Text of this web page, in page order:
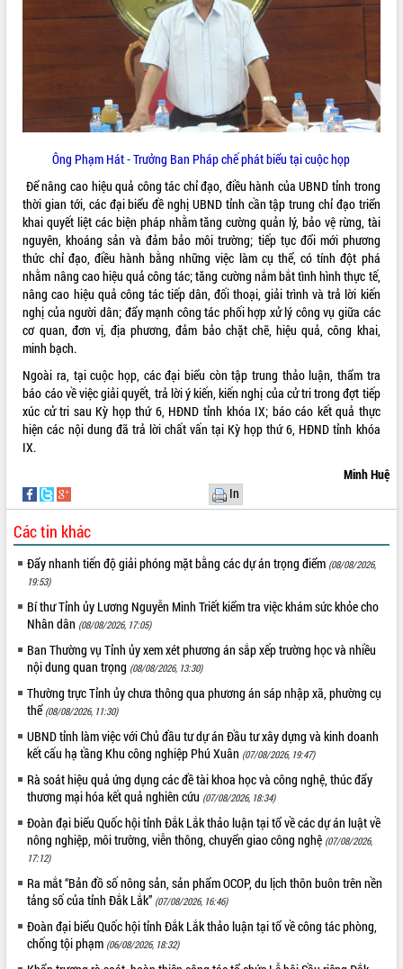
Bàn giải pháp tháo gỡ khó khăn trong
xuất khẩu sầu riêng và triển khai quy
Thứ trưởng Bộ Nông nghiệp và Môi
trường Nguyễn Hoàng Hiệp khảo sát
vùng trồng và doanh nghiệp đóng gói
sầu riêng tại Đắk Lắk
Trình diễn nghệ thuật chế biến các
món ăn từ sầu riêng
Đắk Lắk công bố Quy hoạch và xúc
tiến đầu tư tỉnh
Ngành cá ngừ Đắk Lắk chủ động thích
ứng để giữ vững thị trường xuất khẩu
Diễn đàn Kinh tế tư nhân Việt Nam đột
phá cơ chế - Hợp tác công tư
Đề án 06 tạo bước ngoặt đột phá trong
cải cách hành chính tỉnh Đắk Lắk
Kết nối tour, đẩy mạnh chuyển đổi số
để phát triển du lịch Đắk Lắk
Khởi động Dự án Đầu tư xây dựng hạ
tầng kỹ thuật Cụm công nghiệp Tân
Tiến
Gặp mặt các cơ quan báo chí nhân Kỷ
mạng Việt Nam
Đắk Lắk sơ kết 4 năm triển khai thực
hiện Đề án 06 của Chính phủ
Họp báo thông tin về Hội nghị Công bố
Quy hoạch và Xúc tiến đầu tư tỉnh Đắk
Lắk
Khơi thông điểm nghẽn, đẩy nhanh
giải ngân vốn khắc phục thiên tai
HĐND tỉnh thông qua điều chỉnh Quy
hoạch tỉnh thời kỳ 2021-2030
Hội thảo góp ý hồ sơ điều chỉnh quy
hoạch tỉnh Đắk Lắk thời kỳ 2021-2030,
Nâng cao hiệu quả hoạt động của các
doanh nghiệp nhà nước
Hội nghị triển khai kết nối mạng
truyền số liệu chuyên dùng phục vụ cơ
quan Đảng, Nhà nước
Lễ phát động chuỗi hoạt động chung
tay làm sạch môi trường
Xã Ea Kar bước chuyển mình trong
công tác cải cách hành chính mô hình
mới
UBND tỉnh họp báo định kỳ tháng 4
năm 2026
Tất cả:
66089127
Ông Phạm Hát - Trưởng Ban Pháp chế phát biểu tại cuộc họp
Để nâng cao hiệu quả công tác chỉ đạo, điều hành của UBND tỉnh trong
thời gian tới, các đại biểu đề nghị UBND tỉnh cần tập trung chỉ đạo triển
khai quyết liệt các biện pháp nhằm tăng cường quản lý, bảo vệ rừng, tài
nguyên, khoáng sản và đảm bảo môi trường; tiếp tục đổi mới phương
thức chỉ đạo, điều hành bằng những việc làm cụ thể, có tính đột phá
nhằm nâng cao hiệu quả công tác; tăng cường nắm bắt tình hình thực tế,
nâng cao hiệu quả công tác tiếp dân, đối thoại, giải trình và trả lời kiến
nghị của người dân; đẩy mạnh công tác phối hợp xử lý công vụ giữa các
cơ quan, đơn vị, địa phương, đảm bảo chặt chẽ, hiệu quả, công khai,
minh bạch.
Ngoài ra, tại cuộc họp, các đại biểu còn tập trung thảo luận, thẩm tra
báo cáo về việc giải quyết, trả lời ý kiến, kiến nghị của cử tri trong đợt tiếp
xúc cử tri sau Kỳ họp thứ 6, HĐND tỉnh khóa IX; báo cáo kết quả thực
hiện các nội dung đã trả lời chất vấn tại Kỳ họp thứ 6, HĐND tỉnh khóa
IX.
Minh Huệ
In
Các tin khác
Đẩy nhanh tiến độ giải phóng mặt bằng các dự án trọng điểm (08/08/2026,
19:53)
Bí thư Tỉnh ủy Lương Nguyễn Minh Triết kiểm tra việc khám sức khỏe cho
Nhân dân (08/08/2026, 17:05)
Ban Thường vụ Tỉnh ủy xem xét phương án sắp xếp trường học và nhiều
nội dung quan trọng (08/08/2026, 13:30)
Thường trực Tỉnh ủy chưa thông qua phương án sáp nhập xã, phường cụ
thể (08/08/2026, 11:30)
UBND tỉnh làm việc với Chủ đầu tư dự án Đầu tư xây dựng và kinh doanh
kết cấu hạ tầng Khu công nghiệp Phú Xuân (07/08/2026, 19:47)
Rà soát hiệu quả ứng dụng các đề tài khoa học và công nghệ, thúc đẩy
thương mại hóa kết quả nghiên cứu (07/08/2026, 18:34)
Đoàn đại biểu Quốc hội tỉnh Đắk Lắk thảo luận tại tổ về các dự án luật về
nông nghiệp, môi trường, viễn thông, chuyển giao công nghệ (07/08/2026,
17:12)
Ra mắt “Bản đồ số nông sản, sản phẩm OCOP, du lịch thôn buôn trên nền
tảng số của tỉnh Đắk Lắk” (07/08/2026, 16:46)
Đoàn đại biểu Quốc hội tỉnh Đắk Lắk thảo luận tại tổ về công tác phòng,
chống tội phạm (06/08/2026, 18:32)